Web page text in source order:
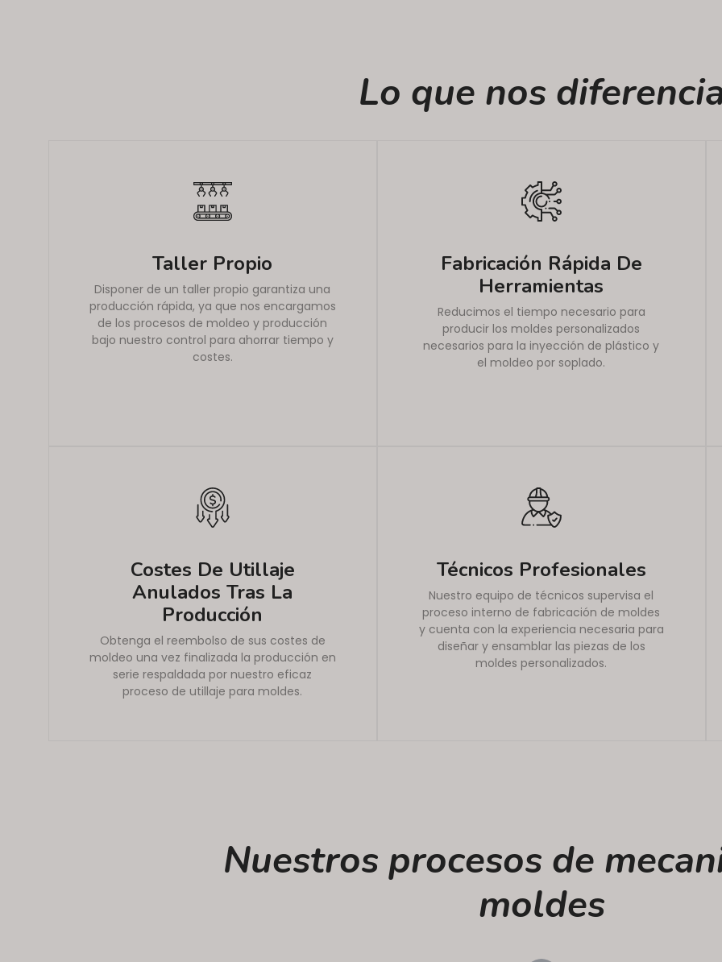
Lo que nos
Taller Propio
Disponer de un taller propio garantiza una
producción rápida, ya que nos encargamos
de los procesos de moldeo y producción
bajo nuestro control para ahorrar tiempo y
costes.
Fabricación Rápida De
Herramientas
Reducimos el tiempo necesario para
producir los moldes personalizados
necesarios para la inyección de plástico y
el moldeo por soplado.
Costes De Utillaje
Anulados Tras La
Producción
Obtenga el reembolso de sus costes de
moldeo una vez finalizada la producción en
serie respaldada por nuestro eficaz
proceso de utillaje para moldes.
Técnicos Profesionales
Nuestro equipo de técnicos supervisa el
proceso interno de fabricación de moldes
y cuenta con la experiencia necesaria para
diseñar y ensamblar las piezas de los
moldes personalizados.
Nuestros procesos de
moldes